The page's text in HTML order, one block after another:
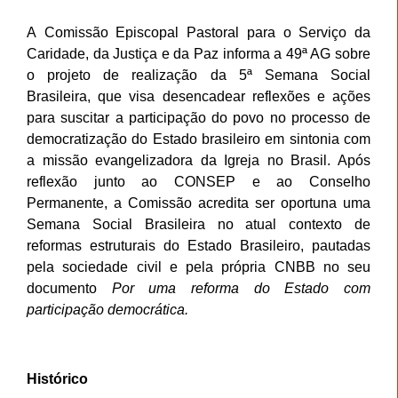
A Comissão Episcopal Pastoral para o Serviço da
Caridade, da Justiça e da Paz informa a 49ª AG sobre
o projeto de realização da 5ª Semana Social
Brasileira, que visa desencadear reflexões e ações
para suscitar a participação do povo no processo de
democratização do Estado brasileiro em sintonia com
a missão evangelizadora da Igreja no Brasil. Após
reflexão junto ao CONSEP e ao Conselho
Permanente, a Comissão acredita ser oportuna uma
Semana Social Brasileira no atual contexto de
reformas estruturais do Estado Brasileiro, pautadas
pela sociedade civil e pela própria CNBB no seu
documento Por uma reforma do Estado com
participação democrática.
Histórico